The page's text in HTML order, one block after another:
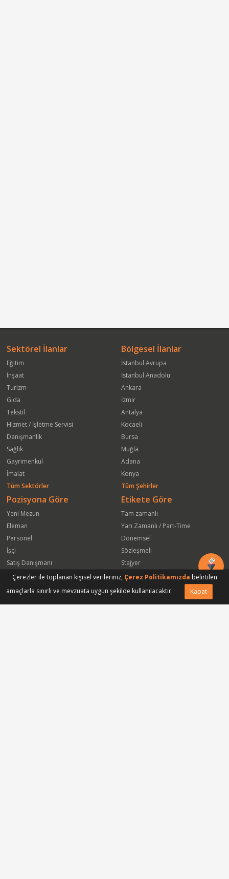
Sektörel İlanlar
Eğitim
İnşaat
Turizm
Gıda
Tekstil
Hizmet / İşletme Servisi
Danışmanlık
Sağlık
Gayrimenkul
İmalat
Tüm Sektörler
Bölgesel İlanlar
İstanbul Avrupa
İstanbul Anadolu
Ankara
İzmir
Antalya
Kocaeli
Bursa
Muğla
Adana
Konya
Tüm Şehirler
Pozisyona Göre
Yeni Mezun
Eleman
Personel
İşçi
Satış Danışmanı
Öğrenci
Satış Elemanı
Etikete Göre
Tam zamanlı
Yarı Zamanlı / Part-Time
Dönemsel
Sözleşmeli
Stajyer
Freelance
Yeni Mezun
Çerezler ile toplanan kişisel verileriniz, Çerez Politikamızda belirtilen
amaçlarla sınırlı ve mevzuata uygun şekilde kullanılacaktır.
Kapat